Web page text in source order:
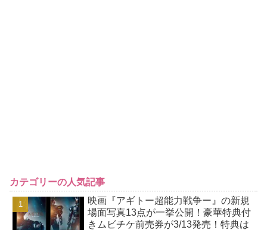
カテゴリーの人気記事
映画『アギトー超能力戦争ー』の新規
場面写真13点が一挙公開！豪華特典付
きムビチケ前売券が3/13発売！特典は